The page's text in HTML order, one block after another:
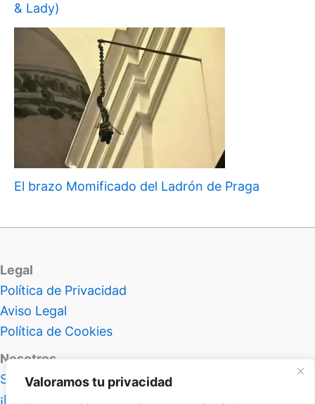
Valoramos tu privacidad
& Lady)
El brazo Momificado del Ladrón de Praga
Legal
Política de Privacidad
Aviso Legal
Política de Cookies
Nosotros
Sobre Atlas Insolitus
¡Hablemos!